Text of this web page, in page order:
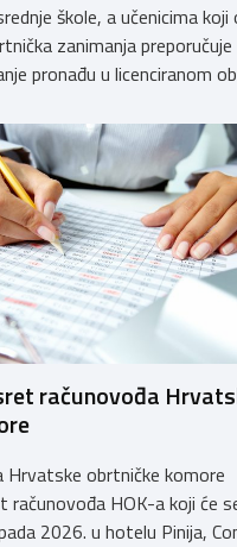
škole, a učenicima koji
zanimanja
pronađu u licenciranom
da pokrenu postupak
budućim učenicima omogućili
praktičnih znanja, a
razvoj […]
računovođa
Hrvatske obrtničke komore
računovođa HOK-a koji će
2026. u hotelu Pinija,